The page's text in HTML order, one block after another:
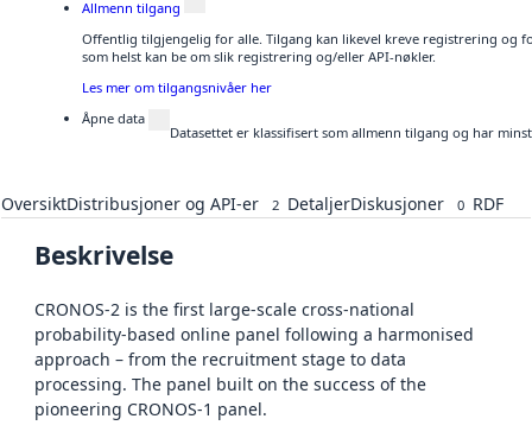
Allmenn tilgang
Offentlig tilgjengelig for alle. Tilgang kan likevel kreve registrering og
som helst kan be om slik registrering og/eller API-nøkler.
Les mer om tilgangsnivåer her
Åpne data
Datasettet er klassifisert som allmenn tilgang og har
OversiktDistribusjoner og API-er 2 DetaljerDiskusjoner 0 RDF
Beskrivelse
CRONOS-2 is the first large-scale cross-national
probability-based online panel following a harmonised
approach – from the recruitment stage to data
processing. The panel built on the success of the
pioneering CRONOS-1 panel.